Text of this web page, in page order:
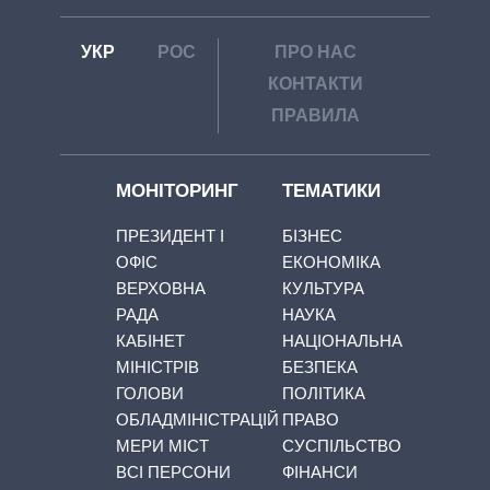
УКР РОС
ПРО НАС
КОНТАКТИ
ПРАВИЛА
МОНІТОРИНГ
ПРЕЗИДЕНТ І
ОФІС
ВЕРХОВНА
РАДА
КАБІНЕТ
МІНІСТРІВ
ГОЛОВИ
ОБЛАДМІНІСТРАЦІЙ
МЕРИ МІСТ
ВСІ ПЕРСОНИ
ТЕМАТИКИ
БІЗНЕС
ЕКОНОМІКА
КУЛЬТУРА
НАУКА
НАЦІОНАЛЬНА
БЕЗПЕКА
ПОЛІТИКА
ПРАВО
СУСПІЛЬСТВО
ФІНАНСИ